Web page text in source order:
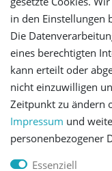
Impressum
in den Einstellungen
Die
eines berechtigten
kann erteilt oder
nicht einzuwilligen
Zeitpunkt zu ändern
Impressum und
personenbezogener
Essenziell